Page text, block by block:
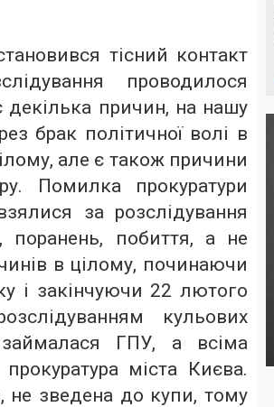
тісний контакт
проводилося
декілька причин, на нашу
брак політичної волі в
але є також причини
Помилка прокуратури
за розслідування
поранень, побиття, а не
в цілому, починаючи
і закінчуючи 22 лютого
кульових
ГПУ, а всіма
міста Києва.
не зведена до купи, тому